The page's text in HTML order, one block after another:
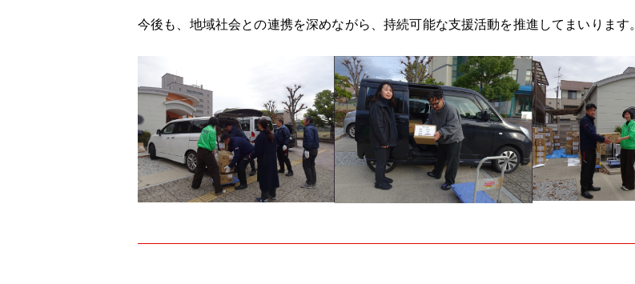
今後も、地域社会との連携を深めながら、持続可能な支援活動を推進してまいります。